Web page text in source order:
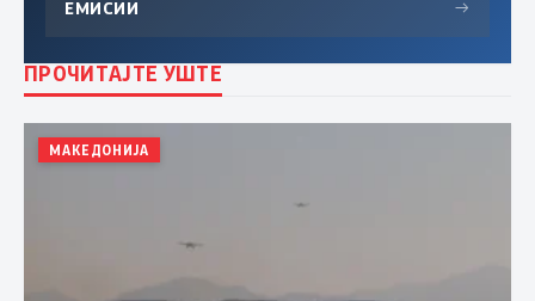
ЕМИСИИ →
ПРОЧИТАЈТЕ УШТЕ
МАКЕДОНИЈА